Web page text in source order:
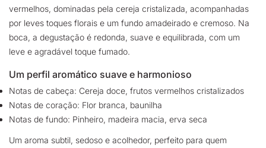
vermelhos, dominadas pela cereja cristalizada, acompanhadas
por leves toques florais e um fundo amadeirado e cremoso. Na
boca, a degustação é redonda, suave e equilibrada, com um
leve e agradável toque fumado.
Um perfil aromático suave e harmonioso
Notas de cabeça: Cereja doce, frutos vermelhos cristalizados
Notas de coração: Flor branca, baunilha
Notas de fundo: Pinheiro, madeira macia, erva seca
Um aroma subtil, sedoso e acolhedor, perfeito para quem